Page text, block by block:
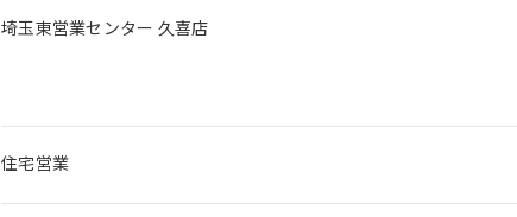
埼玉東営業センター 久喜店
住宅営業